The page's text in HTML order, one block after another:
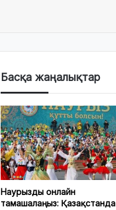
Басқа жаңалықтар
Наурызды онлайн
тамашалаңыз: Қазақстанда